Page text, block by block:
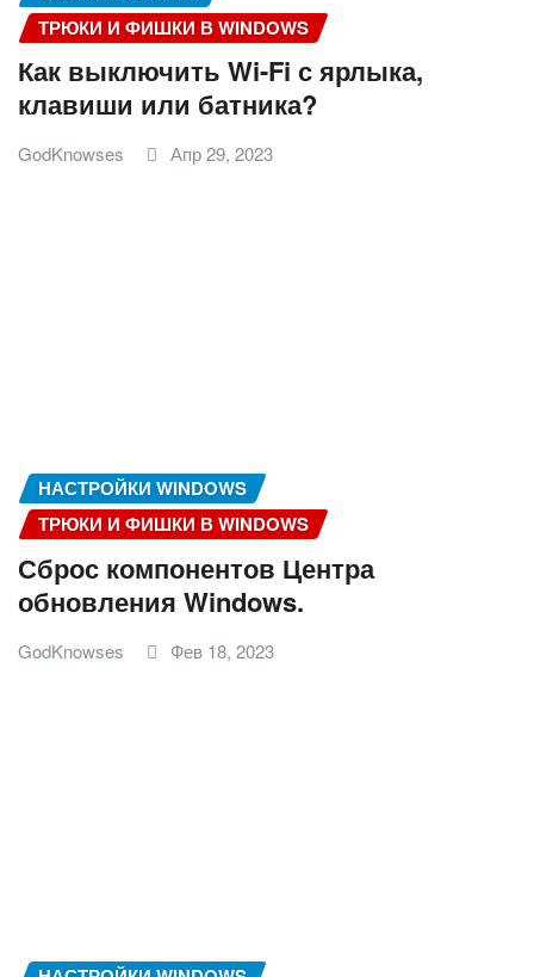
ТРЮКИ И ФИШКИ В WINDOWS
Как выключить Wi-Fi с ярлыка,
клавиши или батника?
GodKnowses Апр 29, 2023
НАСТРОЙКИ WINDOWS
ТРЮКИ И ФИШКИ В WINDOWS
Сброс компонентов Центра
обновления Windows.
GodKnowses Фев 18, 2023